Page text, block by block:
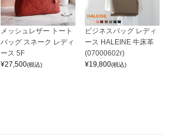
メッシュレザー トート
バッグ スネーク レディ
ース 5F
¥27,500(税込)
ビジネスバッグ レディ
ース HALEINE 牛床革
(07000602r)
¥19,800(税込)